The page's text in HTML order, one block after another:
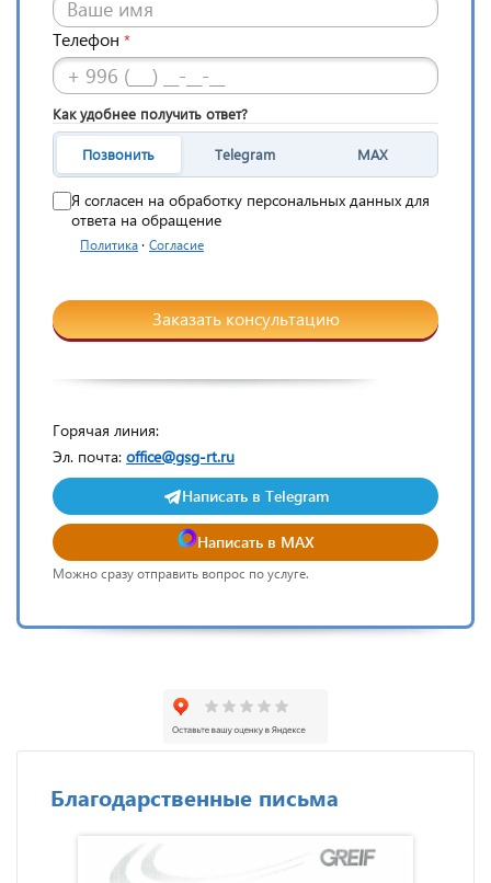
Телефон *
Как удобнее получить ответ?
Позвонить Telegram MAX
Я согласен на обработку персональных данных для
ответа на обращение
Политика · Согласие
Заказать консультацию
Горячая линия:
Эл. почта: office@gsg-rt.ru
Написать в Telegram
Написать в MAX
Можно сразу отправить вопрос по услуге.
Благодарственные письма